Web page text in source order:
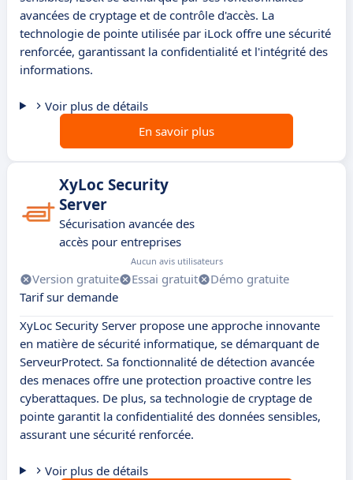
avancées de cryptage et de contrôle d'accès. La
technologie de pointe utilisée par iLock offre une sécurité
renforcée, garantissant la confidentialité et l'intégrité des
informations.
Voir plus de détails
En savoir plus
XyLoc Security
Server
Sécurisation avancée des
accès pour entreprises
Aucun avis utilisateurs
Version gratuite Essai gratuit
Démo gratuite
Tarif sur demande
XyLoc Security Server propose une approche innovante
en matière de sécurité informatique, se démarquant de
ServeurProtect. Sa fonctionnalité de détection avancée
des menaces offre une protection proactive contre les
cyberattaques. De plus, sa technologie de cryptage de
pointe garantit la confidentialité des données sensibles,
assurant une sécurité renforcée.
Voir plus de détails